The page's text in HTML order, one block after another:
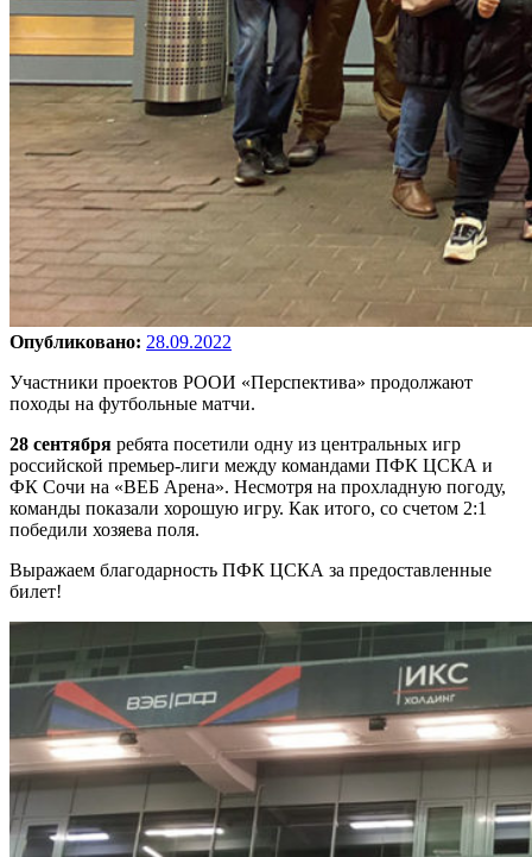
Опубликовано: 28.09.2022
Участники проектов РООИ «Перспектива» продолжают
походы на футбольные матчи.
28 сентября ребята посетили одну из центральных игр
российской премьер-лиги между командами ПФК ЦСКА и
ФК Сочи на «ВЕБ Арена». Несмотря на прохладную погоду,
команды показали хорошую игру. Как итого, со счетом 2:1
победили хозяева поля.
Выражаем благодарность ПФК ЦСКА за предоставленные
билет!